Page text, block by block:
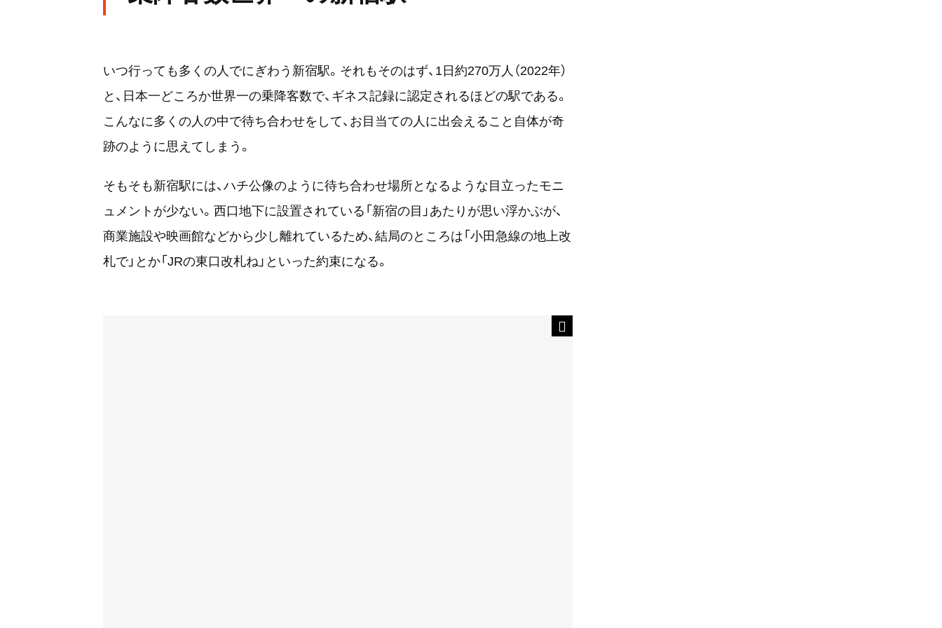
いつ行っても多くの人でにぎわう新宿駅。それもそのはず、1日約270万人（2022年）
と、日本一どころか世界一の乗降客数で、ギネス記録に認定されるほどの駅である。
こんなに多くの人の中で待ち合わせをして、お目当ての人に出会えること自体が奇
跡のように思えてしまう。
そもそも新宿駅には、ハチ公像のように待ち合わせ場所となるような目立ったモニ
ュメントが少ない。西口地下に設置されている「新宿の目」あたりが思い浮かぶが、
商業施設や映画館などから少し離れているため、結局のところは「小田急線の地上改
札で」とか「JRの東口改札ね」といった約束になる。